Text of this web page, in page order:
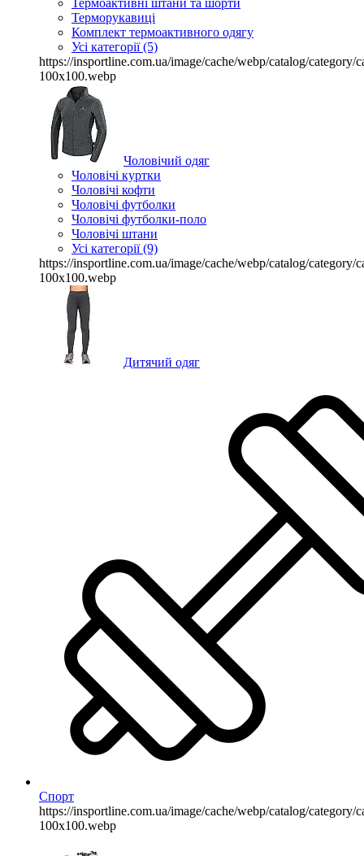
Термоактивні штани та шорти
Терморукавиці
Комплект термоактивного одягу
Усі категорії (5)
https://insportline.com.ua/image/cache/webp/catalog/category/
100x100.webp
Чоловічий одяг
Чоловічі куртки
Чоловічі кофти
Чоловічі футболки
Чоловічі футболки-поло
Чоловічі штани
Усі категорії (9)
https://insportline.com.ua/image/cache/webp/catalog/category/
100x100.webp
Дитячий одяг
Спорт
https://insportline.com.ua/image/cache/webp/catalog/category/
100x100.webp